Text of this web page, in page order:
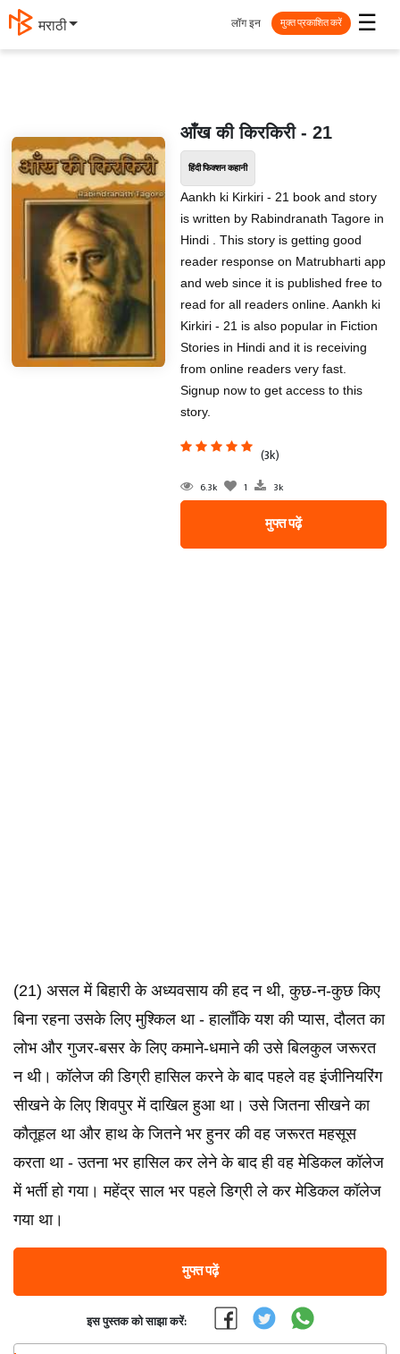
मराठी ☰
लॉग इन मुक्त प्रकाशित करें
आँख की किरकिरी - 21
हिंदी फिक्शन कहानी
Aankh ki Kirkiri - 21 book and story
is written by Rabindranath Tagore in
Hindi . This story is getting good
reader response on Matrubharti app
and web since it is published free to
read for all readers online. Aankh ki
Kirkiri - 21 is also popular in Fiction
Stories in Hindi and it is receiving
from online readers very fast.
Signup now to get access to this
story.
(3k)
6.3k 1 3k
मुफ्त पढ़ें
(21) असल में बिहारी के अध्यवसाय की हद न थी, कुछ-न-कुछ किए
बिना रहना उसके लिए मुश्किल था - हालाँकि यश की प्यास, दौलत का
लोभ और गुजर-बसर के लिए कमाने-धमाने की उसे बिलकुल जरूरत
न थी। कॉलेज की डिग्री हासिल करने के बाद पहले वह इंजीनियरिंग
सीखने के लिए शिवपुर में दाखिल हुआ था। उसे जितना सीखने का
कौतूहल था और हाथ के जितने भर हुनर की वह जरूरत महसूस
करता था - उतना भर हासिल कर लेने के बाद ही वह मेडिकल कॉलेज
में भर्ती हो गया। महेंद्र साल भर पहले डिग्री ले कर मेडिकल कॉलेज
गया था।
मुफ्त पढ़ें
इस पुस्तक को साझा करें: